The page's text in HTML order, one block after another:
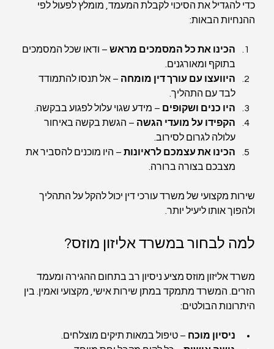
כדי להגדיל את הסיכוי לקבלת המעמד, מומלץ לפעול לפי
ההנחיות הבאות:
הכינו את כל המסמכים מראש – ודאו שכל המסמכים
בתוקף ומאורגנים.
היוועצו עם עורך דין מומחה – אל תנסו להתמודד
לבד עם התהליך.
היו כנים ושקופים – מידע שגוי עלול לפגוע בבקשה.
הקפידו על מועדי הגשה – הגשת בקשה באיחור
עלולה לגרום לסירוב.
הכינו את עצמכם לראיונות – היו מוכנים להסביר את
מצבכם בצורה ברורה.
שירות מקצועי של משרד עורכי דין יכול להקל על התהליך
ולהפוך אותו ליעיל יותר.
למה לבחור במשרד אליזון מוזס?
משרד אליזון מוזס מציע ניסיון רב בתחום ההגירה ומעמד
הזרים. המשרד מתמקד במתן שירות אישי, מקצועי ואמין. בין
היתרונות הבולטים:
ניסיון מוכח – טיפול במאות תיקים מוצלחים.